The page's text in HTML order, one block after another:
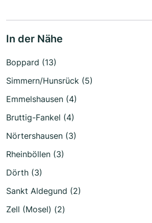
In der Nähe
Boppard (13)
Simmern/Hunsrück (5)
Emmelshausen (4)
Bruttig-Fankel (4)
Nörtershausen (3)
Rheinböllen (3)
Dörth (3)
Sankt Aldegund (2)
Zell (Mosel) (2)